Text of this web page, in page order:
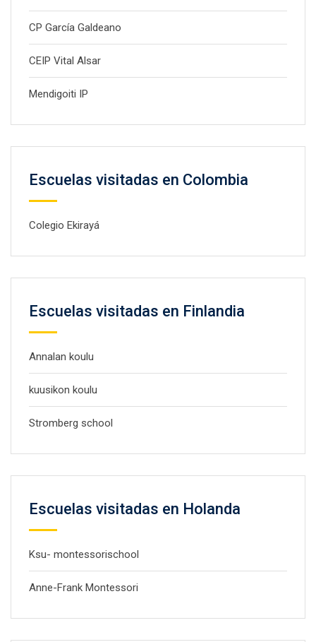
CP García Galdeano
CEIP Vital Alsar
Mendigoiti IP
Escuelas visitadas en Colombia
Colegio Ekirayá
Escuelas visitadas en Finlandia
Annalan koulu
kuusikon koulu
Stromberg school
Escuelas visitadas en Holanda
Ksu- montessorischool
Anne-Frank Montessori